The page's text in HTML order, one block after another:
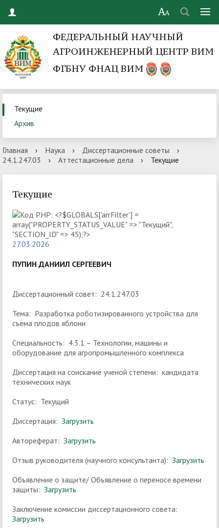
ФЕДЕРАЛЬНЫЙ НАУЧНЫЙ
АГРОИНЖЕНЕРНЫЙ ЦЕНТР ВИМ
ФГБНУ ФНАЦ ВИМ
Текущие
Архив
Главная › Наука › Диссертационные советы
›
24.1.247.03
› Аттестационные дела › Текущие
Текущие
27.03.2026
ПУПИН ДАНИИЛ СЕРГЕЕВИЧ
Диссертационный совет: 24.1.247.03
Тема: Разработка роботизированного устройства для
съёма плодов яблони
Специальность: 4.3.1 – Технологии, машины и
оборудование для агропромышленного комплекса
Диссертация на соискание ученой степени: кандидата
технических наук
Статус: Текущий
Диссертация: Загрузить
Автореферат: Загрузить
Отзыв руководителя (научного консультанта): Загрузить
Объявление о защите/ Объявление о переносе времени
защиты: Загрузить
Заключение комиссии диссертационного совета:
Загрузить